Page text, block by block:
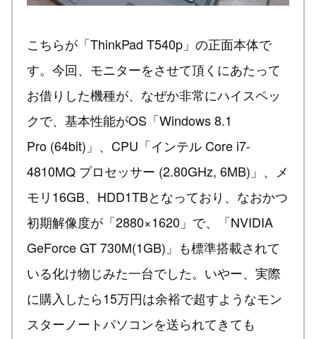
こちらが「ThinkPad T540p」の正面本体で
す。今回、モニターをさせて頂くにあたって
お借りした機種が、なぜか非常にハイスペッ
クで、基本性能がOS「Windows 8.1
Pro (64bit)」、CPU「インテル Core i7-
4810MQ プロセッサー (2.80GHz, 6MB)」、メ
モリ16GB、HDD1TBとなっており、なおかつ
初期解像度が「2880×1620」で、「NVIDIA
GeForce GT 730M(1GB)」も標準搭載されて
いる化け物じみた一台でした。いやー、実際
に購入したら15万円は余裕で超すようなモン
スターノートパソコンを送られてきても